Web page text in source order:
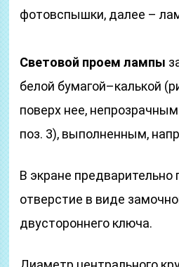
фотовспышки, далее –
Световой проем лампы
белой бумагой–калькой
поверх нее,
поз. 3), выполненным,
В экране
отверстие в виде
двустороннего ключа.